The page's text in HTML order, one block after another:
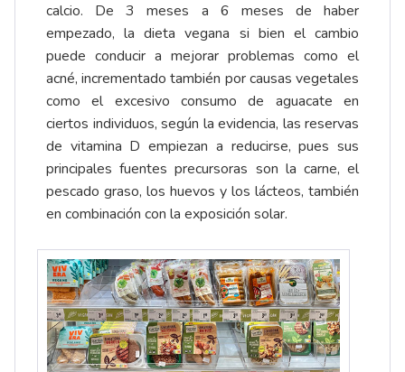
calcio. De 3 meses a 6 meses de haber
empezado, la dieta vegana si bien el cambio
puede conducir a mejorar problemas como el
acné, incrementado también por causas vegetales
como el excesivo consumo de aguacate en
ciertos individuos, según la evidencia, las reservas
de vitamina D empiezan a reducirse, pues sus
principales fuentes precursoras son la carne, el
pescado graso, los huevos y los lácteos, también
en combinación con la exposición solar.